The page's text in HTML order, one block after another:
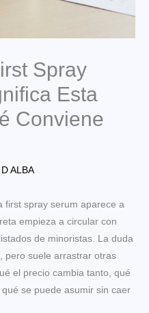
Spray
Esta
Conviene
D ALBA
first spray serum aparece a
empieza a circular con
de minoristas. La duda
suele arrastrar otras
el precio cambia tanto, qué
se puede asumir sin caer